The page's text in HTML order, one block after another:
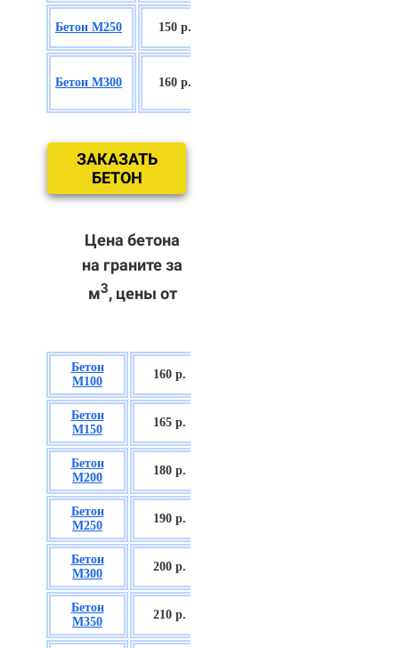
Бетон М250 150 р.
Бетон М300 160 р.
ЗАКАЗАТЬ
БЕТОН
Цена бетона
на граните за
м3, цены от
Бетон
М100
160 р.
Бетон
М150
165 р.
Бетон
М200
180 р.
Бетон
М250
190 р.
Бетон
М300
200 р.
Бетон
М350
210 р.